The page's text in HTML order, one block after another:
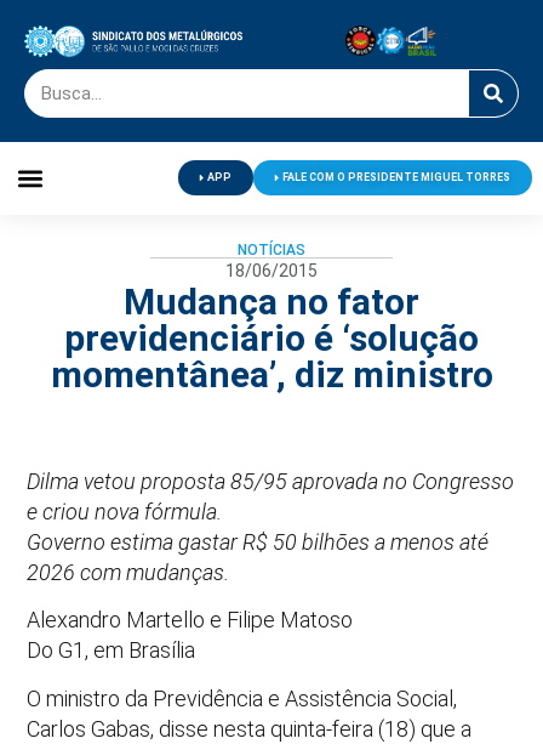
APP FALE COM O PRESIDENTE MIGUEL TORRES
NOTÍCIAS
18/06/2015
Mudança no fator
previdenciário é ‘solução
momentânea’, diz ministro
Dilma vetou proposta 85/95 aprovada no Congresso
e criou nova fórmula.
Governo estima gastar R$ 50 bilhões a menos até
2026 com mudanças.
Alexandro Martello e Filipe Matoso
Do G1, em Brasília
O ministro da Previdência e Assistência Social,
Carlos Gabas, disse nesta quinta-feira (18) que a